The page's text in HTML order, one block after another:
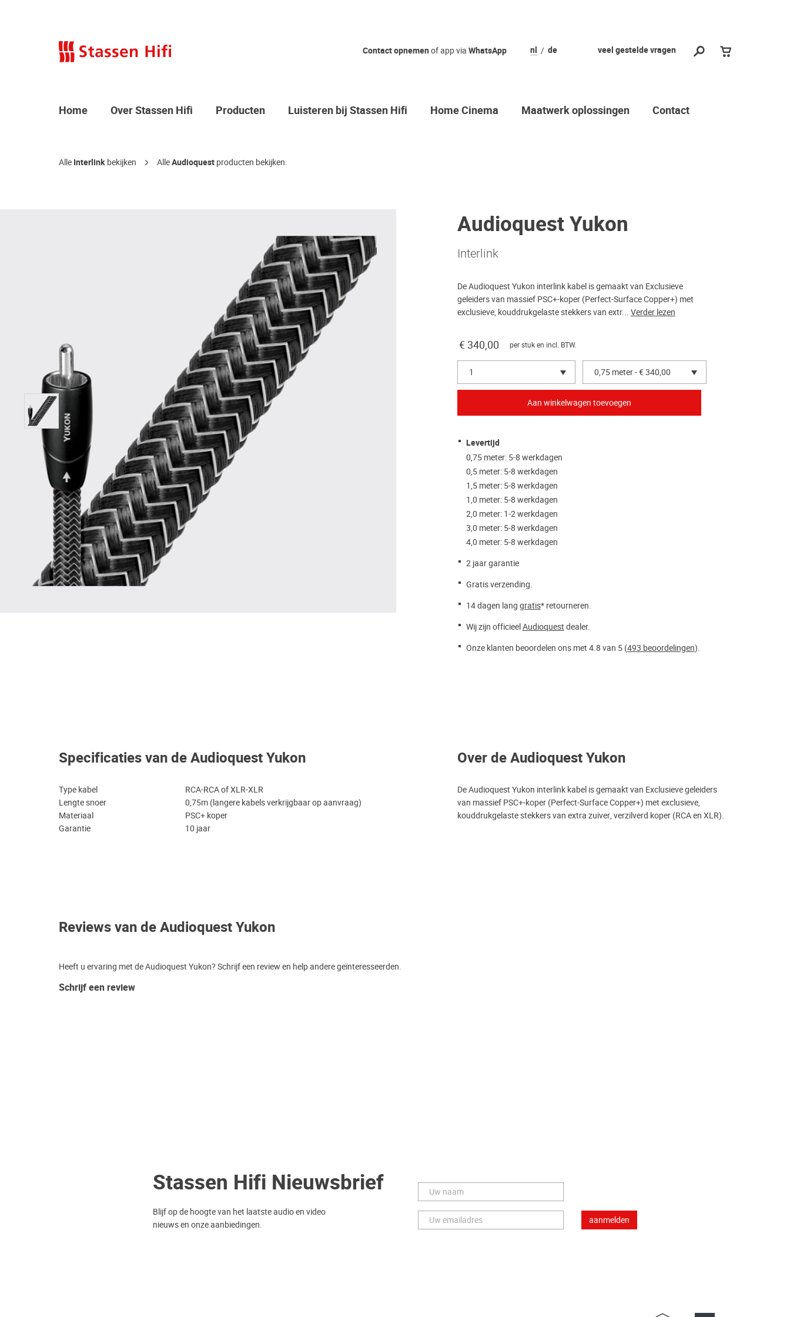
veel gestelde vragen
nl de
Contact opnemenof app via WhatsApp
Home Over Stassen Hifi Producten Luisteren bij Stassen Hifi Home Cinema Maatwerk oplossingen Contact
Alle Interlink bekijken AlleAudioquest producten bekijken.
Audioquest Yukon
Interlink
De Audioquest Yukon interlink kabel is gemaakt van Exclusieve
geleiders van massief PSC+-koper (Perfect-Surface Copper+) met
exclusieve, kouddrukgelaste stekkers van extr... Verder lezen
€ 340,00 per stuk en incl. BTW.
1 0,75 meter - € 340,00
Levertijd
0,75 meter: 5-8 werkdagen
0,5 meter: 5-8 werkdagen
1,5 meter: 5-8 werkdagen
1,0 meter: 5-8 werkdagen
2,0 meter: 1-2 werkdagen
3,0 meter: 5-8 werkdagen
4,0 meter: 5-8 werkdagen
2 jaar garantie
Gratis verzending.
14 dagen lang gratis* retourneren.
Wij zijn officieelAudioquest dealer.
Onze klanten beoordelen ons met 4.8 van 5 (493 beoordelingen).
Specificaties van de Audioquest Yukon
Type kabel
RCA-RCA of XLR-XLR
Lengte snoer
0,75m (langere kabels verkrijgbaar op aanvraag)
Materiaal
PSC+ koper
Garantie
10 jaar
Over de Audioquest Yukon
De Audioquest Yukon interlink kabel is gemaakt van Exclusieve geleiders
van massief PSC+-koper (Perfect-Surface Copper+) met exclusieve,
kouddrukgelaste stekkers van extra zuiver, verzilverd koper (RCA en XLR).
Reviews van de Audioquest Yukon
Heeft u ervaring met de Audioquest Yukon? Schrijf een review en help andere geïnteresseerden.
Schrijf een review
Stassen Hifi Nieuwsbrief
Blijf op de hoogte van het laatste audio en video
nieuws en onze aanbiedingen.